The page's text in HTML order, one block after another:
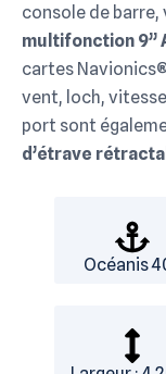
console de
multifonction
cartes
vent, loch,
port sont
d’étrave
Océanis